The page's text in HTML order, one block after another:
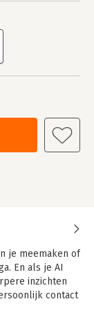
je meemaken of
En als je AI
inzichten
contact